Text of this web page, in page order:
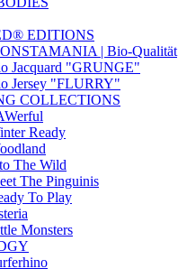
EDITIONS
| Bio-Qualität
Jacquard "GRUNGE"
Jersey "FLURRY"
COLLECTIONS
Ready
The Wild
The Pinguinis
To Play
Monsters